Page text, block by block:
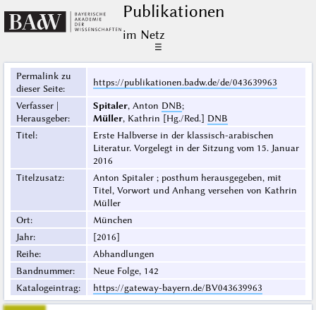
Publikationen
im Netz
☰
Permalink zu
dieser Seite:
https://publikationen.badw.de/de/043639963
Verfasser |
Herausgeber:
Spitaler, Anton DNB;
Müller, Kathrin [Hg./Red.] DNB
Titel:
Erste Halbverse in der klassisch-arabischen
Literatur. Vorgelegt in der Sitzung vom 15. Januar
2016
Titelzusatz:
Anton Spitaler ; posthum herausgegeben, mit
Titel, Vorwort und Anhang versehen von Kathrin
Müller
Ort:
München
Jahr:
[2016]
Reihe:
Abhandlungen
Bandnummer:
Neue Folge, 142
Katalogeintrag: https://gateway-bayern.de/BV043639963